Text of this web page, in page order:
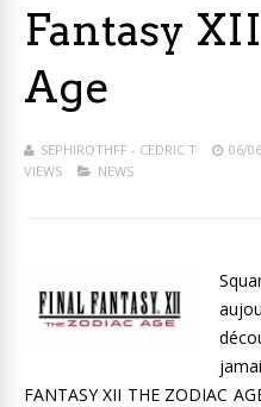
Fantasy
Age
SEPHIROTHFF - CEDRIC T 06/
VIEWS
NEWS
FANTASY XII THE ZODIAC